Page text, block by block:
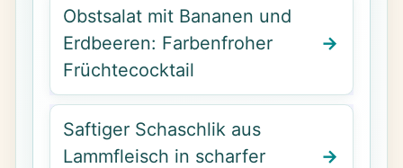
Obstsalat mit Bananen und
Erdbeeren: Farbenfroher
Früchtecocktail
Saftiger Schaschlik aus
Lammfleisch in scharfer